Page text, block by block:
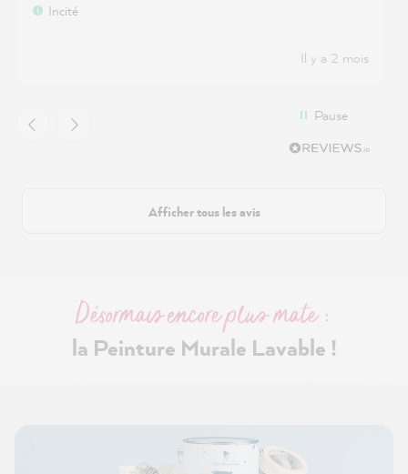
Incité
Il y a 2 mois
Pause
Afficher tous les avis
Désormais encore plus mate :
la Peinture Murale Lavable !